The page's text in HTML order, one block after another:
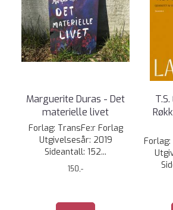
Marguerite Duras - Det
materielle livet
Forlag: TransFe:r Forlag
Utgivelsesår: 2019
Sideantall: 152...
150,-